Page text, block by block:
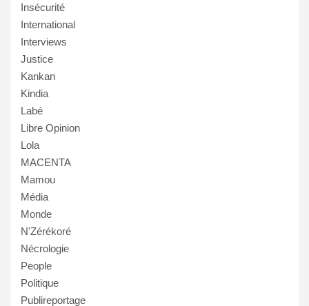
Insécurité
International
Interviews
Justice
Kankan
Kindia
Labé
Libre Opinion
Lola
MACENTA
Mamou
Média
Monde
N'Zérékoré
Nécrologie
People
Politique
Publireportage